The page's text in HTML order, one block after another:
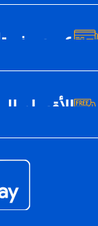
عن سيف
الأقسام